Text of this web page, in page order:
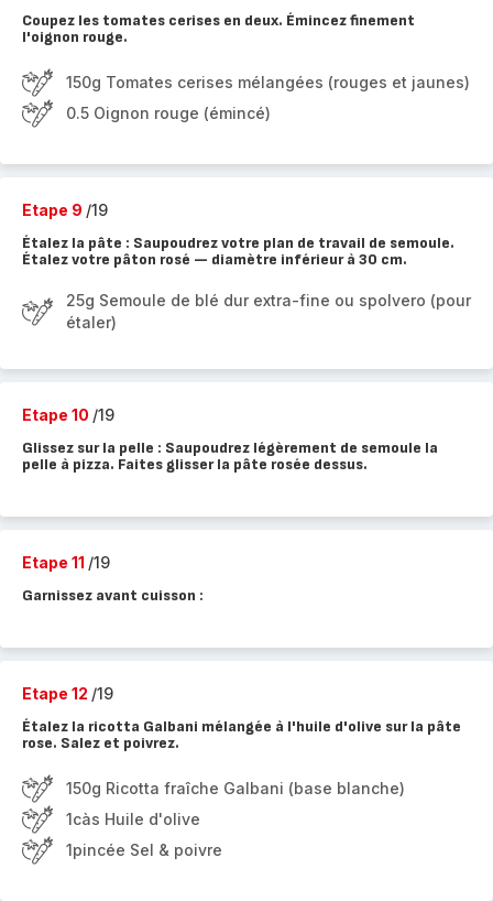
Coupez les tomates cerises en deux. Émincez finement
l'oignon rouge.
150g Tomates cerises mélangées (rouges et jaunes)
0.5 Oignon rouge (émincé)
Etape 9 /19
Étalez la pâte : Saupoudrez votre plan de travail de semoule.
Étalez votre pâton rosé — diamètre inférieur à 30 cm.
25g Semoule de blé dur extra-fine ou spolvero (pour
étaler)
Etape 10 /19
Glissez sur la pelle : Saupoudrez légèrement de semoule la
pelle à pizza. Faites glisser la pâte rosée dessus.
Etape 11 /19
Garnissez avant cuisson :
Etape 12 /19
Étalez la ricotta Galbani mélangée à l'huile d'olive sur la pâte
rose. Salez et poivrez.
150g Ricotta fraîche Galbani (base blanche)
1càs Huile d'olive
1pincée Sel & poivre